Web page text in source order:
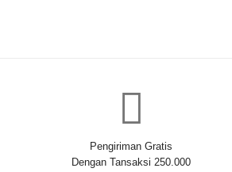
Pengiriman Gratis
Dengan Tansaksi 250.000